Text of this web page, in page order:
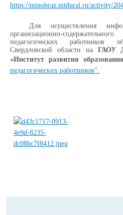
https://minobraz.midural.ru/activity/
Для осуществления
организационно-
педагогических работников
Свердловской области на ГАОУ
«Институт развития
педагогических работников".